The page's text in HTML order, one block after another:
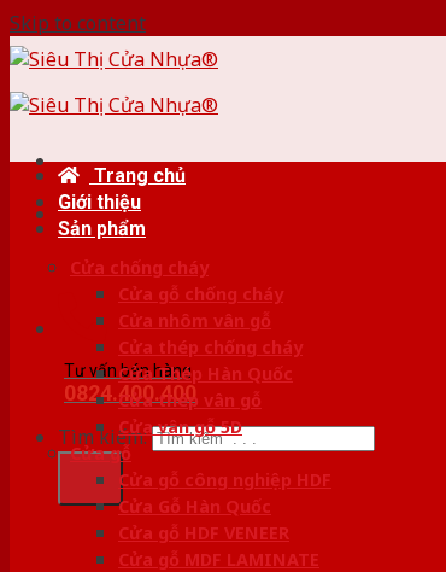
Skip to content
Tư vấn bán hàng
0824.400.400
Tìm kiếm:
Trang chủ
Giới thiệu
Sản phẩm
Cửa chống cháy
Cửa gỗ chống cháy
Cửa nhôm vân gỗ
Cửa thép chống cháy
Cửa Thép Hàn Quốc
Cửa thép vân gỗ
Cửa vân gỗ 5D
Cửa gỗ
Cửa gỗ công nghiệp HDF
Cửa Gỗ Hàn Quốc
Cửa gỗ HDF VENEER
Cửa gỗ MDF LAMINATE